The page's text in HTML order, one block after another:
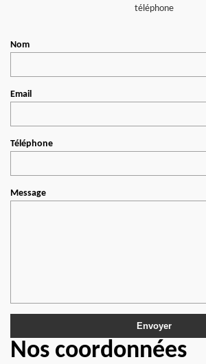
téléphone
Nom
Email
Téléphone
Message
Nos coordonnées